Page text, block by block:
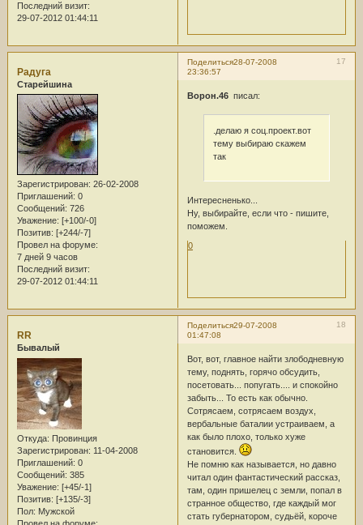
Последний визит:
29-07-2012 01:44:11
Поделиться 17
28-07-2008
23:36:57
Радуга
Старейшина
Зарегистрирован: 26-02-2008
Приглашений: 0
Сообщений: 726
Уважение: [+100/-0]
Позитив: [+244/-7]
Провел на форуме:
7 дней 9 часов
Последний визит:
29-07-2012 01:44:11
Ворон.46писал:
.делаю я соц.проект.вот
тему выбираю скажем
так
Интересненько...
Ну, выбирайте, если что - пишите,
поможем.
0
Поделиться 18
29-07-2008
01:47:08
RR
Бывалый
Откуда: Провинция
Зарегистрирован: 11-04-2008
Приглашений: 0
Сообщений: 385
Уважение: [+45/-1]
Позитив: [+135/-3]
Пол: Мужской
Вот, вот, главное найти злободневную
тему, поднять, горячо обсудить,
посетовать... попугать.... и спокойно
забыть... То есть как обычно.
Сотрясаем, сотрясаем воздух,
вербальные баталии устраиваем, а
как было плохо, только хуже
становится.
Не помню как называется, но давно
читал один фантастический рассказ,
там, один пришелец с земли, попал в
странное общество, где каждый мог
стать губернатором, судьёй, короче